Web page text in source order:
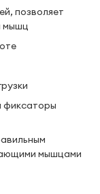
позволяет
мышц
фиксаторы
мышцами